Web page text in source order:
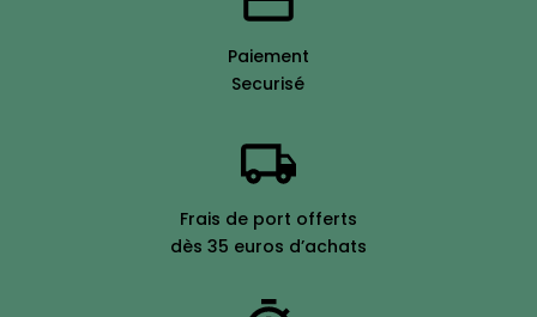
Paiement
Securisé
Frais de port offerts
dès 35 euros d’achats